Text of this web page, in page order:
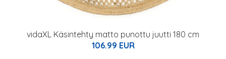
vidaXL Käsintehty matto punottu juutti 180 cm
106.99 EUR